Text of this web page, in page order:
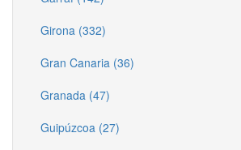
Girona (332)
Gran Canaria (36)
Granada (47)
Guipúzcoa (27)